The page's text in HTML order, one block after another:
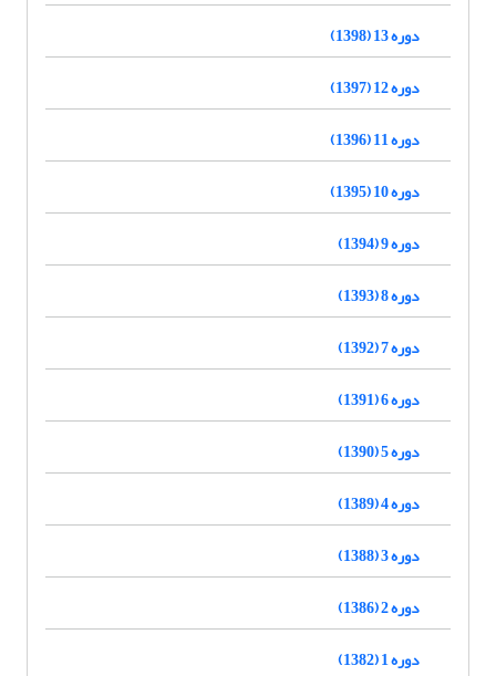
دوره 13 (1398)
دوره 12 (1397)
دوره 11 (1396)
دوره 10 (1395)
دوره 9 (1394)
دوره 8 (1393)
دوره 7 (1392)
دوره 6 (1391)
دوره 5 (1390)
دوره 4 (1389)
دوره 3 (1388)
دوره 2 (1386)
دوره 1 (1382)